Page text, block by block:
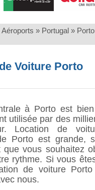
Aéroports » Portugal » Porto
Voiture Porto
à Porto est
utilisée par des
Location de
Porto est grande,
que vous souhaitez
rythme. Si vous
de voiture
nous.